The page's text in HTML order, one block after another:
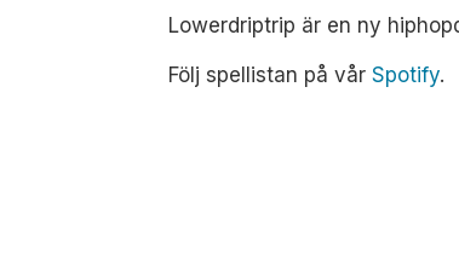
Lowerdriptrip är en ny
Följ spellistan på vårSpotify.